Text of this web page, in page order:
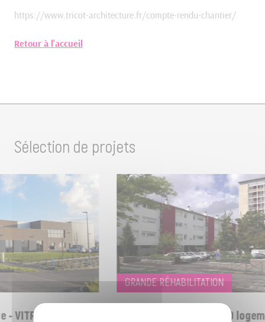
https://www.tricot-architecture.fr/compte-rendu-chantier/
Retour à l'accueil
Sélection de projets
(35)
GRANDE RÉHABILITATION
Réhabilitation de 21 + 40